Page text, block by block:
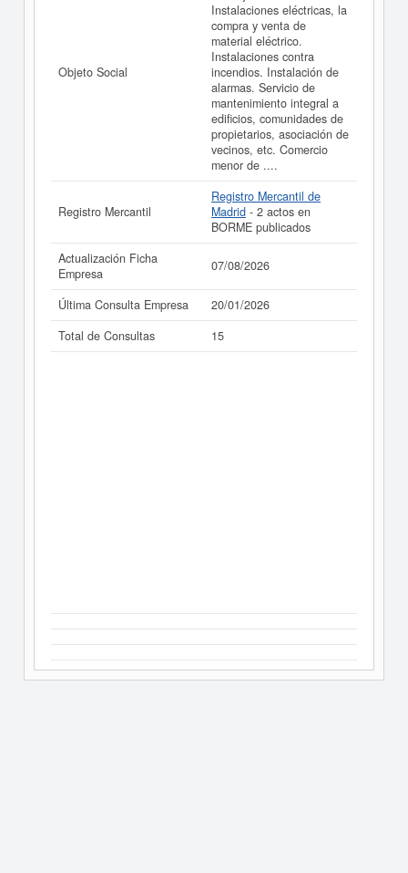
inmediatamente a este Informe ampliadode
METALICAS HUERTA GARCIA SL. y consultar los
resultados de sus años de actividad, así como los
balances y cuentas de resultados disponibles.
La última actualización del informe de empresa se ha
realizado el 07/08/2026.
Objeto Social
Instalaciones eléctricas, la
compra y venta de
material eléctrico.
Instalaciones contra
incendios. Instalación de
alarmas. Servicio de
mantenimiento integral a
edificios, comunidades de
propietarios, asociación de
vecinos, etc. Comercio
menor de ....
Registro Mercantil
Registro Mercantil de
Madrid - 2 actos en
BORME publicados
Actualización Ficha
Empresa
07/08/2026
Última Consulta Empresa
20/01/2026
Total de Consultas
15